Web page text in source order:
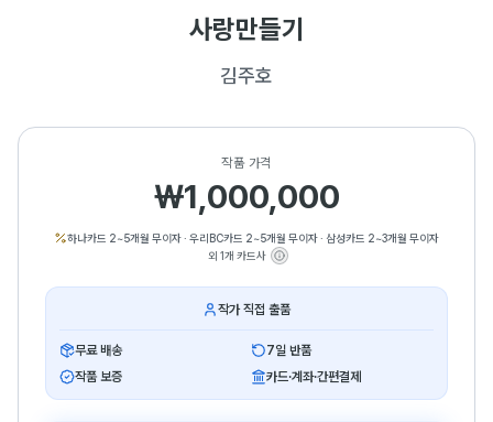
사랑만들기
김주호
작품 가격
₩1,000,000
하나카드 2~5개월 무이자· 우리BC카드 2~5개월 무이자· 삼성카드 2~3개월 무이자
외 1개 카드사
작가 직접 출품
무료 배송
7일 반품
작품 보증
카드·계좌·간편결제